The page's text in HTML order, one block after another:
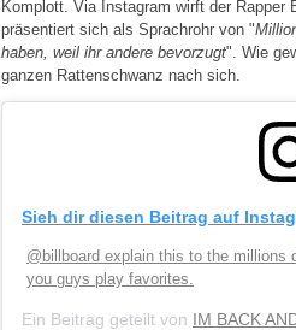
Komplott. Via Instagram wirft der Rapper
präsentiert sich als Sprachrohr von "
haben, weil ihr andere bevorzugt". Wie
ganzen Rattenschwanz nach sich.
Sieh dir diesen Beitrag auf
@billboard explain this to the millions
you guys play favorites.
Ein Beitrag geteilt von IM BACK